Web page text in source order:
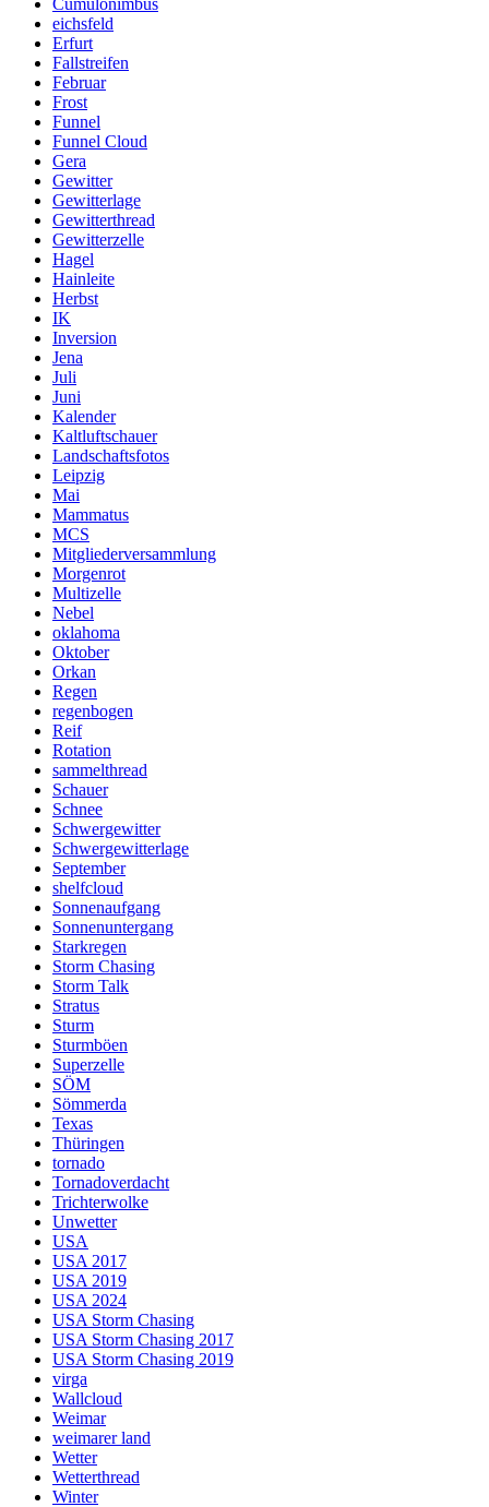
eichsfeld
Erfurt
Fallstreifen
Februar
Frost
Funnel
Funnel Cloud
Gera
Gewitter
Gewitterlage
Gewitterthread
Gewitterzelle
Hagel
Hainleite
Herbst
IK
Inversion
Jena
Juli
Juni
Kalender
Kaltluftschauer
Landschaftsfotos
Leipzig
Mai
Mammatus
MCS
Mitgliederversammlung
Morgenrot
Multizelle
Nebel
oklahoma
Oktober
Orkan
Regen
regenbogen
Reif
Rotation
sammelthread
Schauer
Schnee
Schwergewitter
Schwergewitterlage
September
shelfcloud
Sonnenaufgang
Sonnenuntergang
Starkregen
Storm Chasing
Storm Talk
Stratus
Sturm
Sturmböen
Superzelle
SÖM
Sömmerda
Texas
Thüringen
tornado
Tornadoverdacht
Trichterwolke
Unwetter
USA
USA 2017
USA 2019
USA 2024
USA Storm Chasing
USA Storm Chasing 2017
USA Storm Chasing 2019
virga
Wallcloud
Weimar
weimarer land
Wetter
Wetterthread
Winter